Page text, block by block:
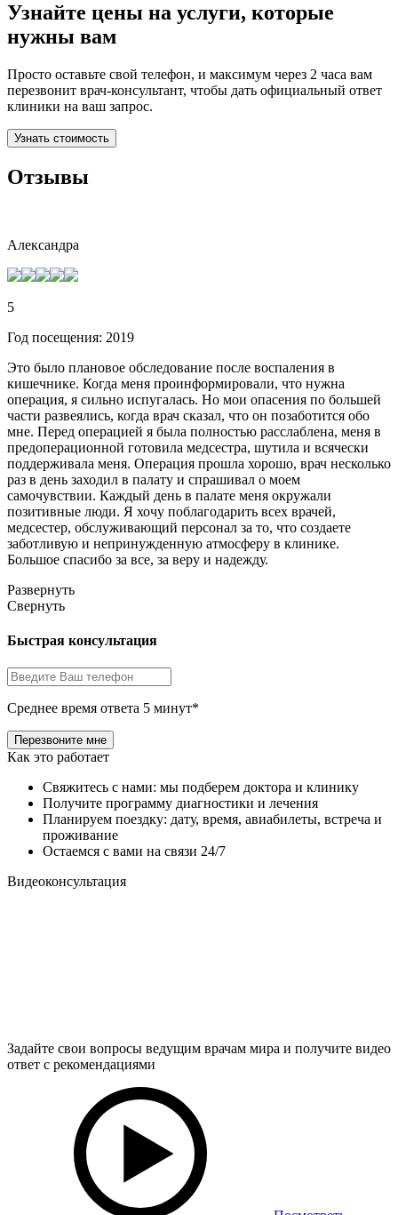
Узнайте цены на услуги, которые
нужны вам
Просто оставьте свой телефон, и максимум через 2 часа вам
перезвонит врач-консультант, чтобы дать официальный ответ
клиники на ваш запрос.
Узнать стоимость
Отзывы
Александра
5
Год посещения: 2019
Это было плановое обследование после воспаления в
кишечнике. Когда меня проинформировали, что нужна
операция, я сильно испугалась. Но мои опасения по большей
части развеялись, когда врач сказал, что он позаботится обо
мне. Перед операцией я была полностью расслаблена, меня в
предоперационной готовила медсестра, шутила и всячески
поддерживала меня. Операция прошла хорошо, врач несколько
раз в день заходил в палату и спрашивал о моем
самочувствии. Каждый день в палате меня окружали
позитивные люди. Я хочу поблагодарить всех врачей,
медсестер, обслуживающий персонал за то, что создаете
заботливую и непринужденную атмосферу в клинике.
Большое спасибо за все, за веру и надежду.
Развернуть
Свернуть
Быстрая консультация
Среднее время ответа 5 минут*
Как это работает
Свяжитесь с нами: мы подберем доктора и клинику
Получите программу диагностики и лечения
Планируем поездку: дату, время, авиабилеты, встреча и
проживание
Остаемся с вами на связи 24/7
Видеоконсультация
Задайте свои вопросы ведущим врачам мира и получите видео
ответ с рекомендациями